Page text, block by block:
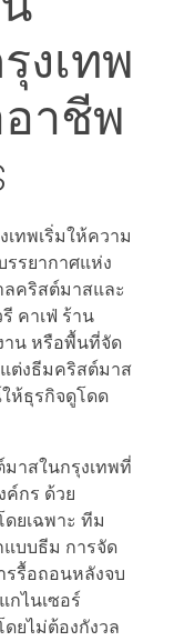
งเทพ
าชีพ
เทพเริ่มให้ความ
รยากาศแห่ง
คริสต์มาสและ
คาเฟ่ ร้าน
าน หรือพื้นที่จัด
ต่งธีมคริสต์มาส
ห้ธุรกิจดูโดด
าสในกรุงเทพที่
ค์กร ด้วย
ยเฉพาะ ทีม
บบธีม การจัด
รรื้อถอนหลังจบ
กไนเซอร์
ยไม่ต้องกังวล